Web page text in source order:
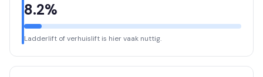
8.2%
Ladderlift of verhuislift is hier vaak nuttig.